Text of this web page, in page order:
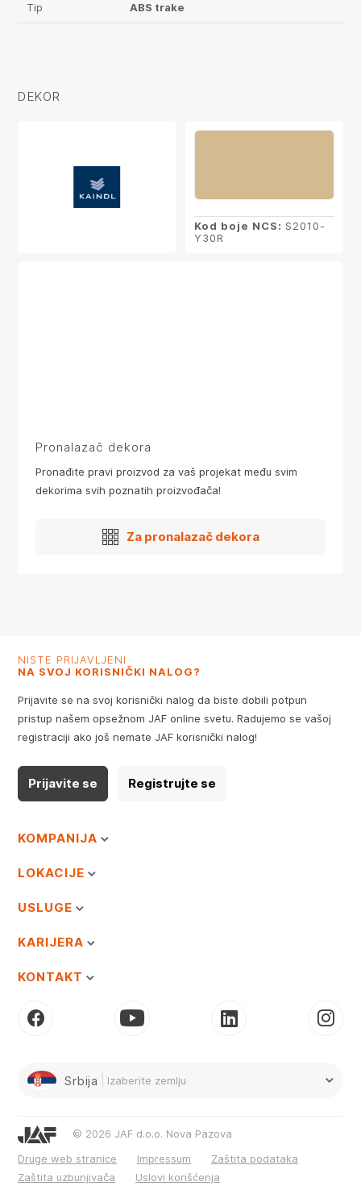
Tip ABS trake
DEKOR
Kod boje NCS: S2010-
Y30R
Pronalazač dekora
Pronađite pravi proizvod za vaš projekat među svim
dekorima svih poznatih proizvođača!
Za pronalazač dekora
NISTE PRIJAVLJENI
NA SVOJ KORISNIČKI NALOG?
Prijavite se na svoj korisnički nalog da biste dobili potpun
pristup našem opsežnom JAF online svetu. Radujemo se vašoj
registraciji ako još nemate JAF korisnički nalog!
Prijavite se Registrujte se
KOMPANIJA
LOKACIJE
USLUGE
KARIJERA
KONTAKT
Srbija Izaberite zemlju
© 2026 JAF d.o.o. Nova Pazova
Druge web stranice
Impressum
Zaštita podataka
Zaštita uzbunjivača
Uslovi korišćenja